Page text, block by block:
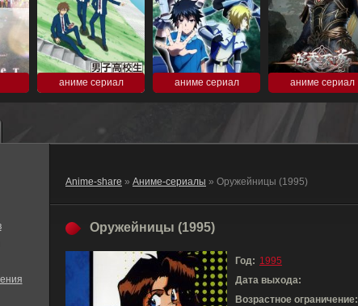
аниме сериал аниме сериал аниме сериал
Anime-share » Аниме-сериалы » Оружейницы (1995)
Оружейницы (1995)
Год: 1995
Дата выхода:
Возрастное ограничение: